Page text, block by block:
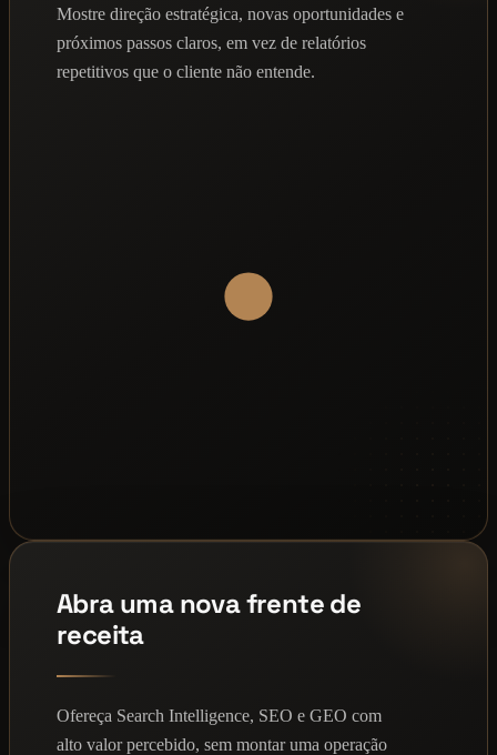
Mostre direção estratégica, novas oportunidades e
próximos passos claros, em vez de relatórios
repetitivos que o cliente não entende.
Abra uma nova frente de
receita
Ofereça Search Intelligence, SEO e GEO com
alto valor percebido, sem montar uma operação